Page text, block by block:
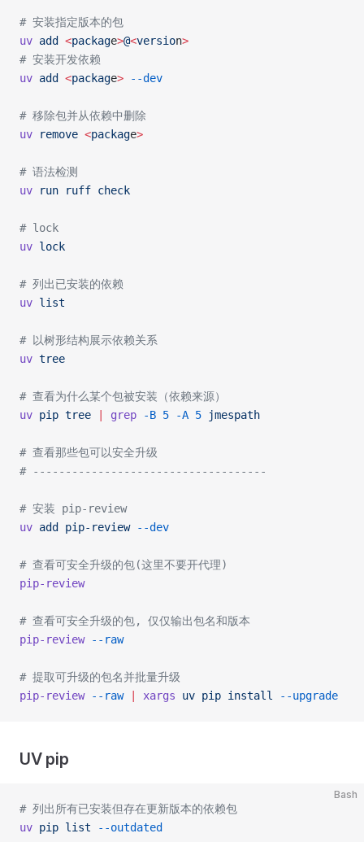
# 安装指定版本的包
uv add <package>@<version>
# 安装开发依赖
uv add <package> --dev
# 移除包并从依赖中删除
uv remove <package>
# 语法检测
uv run ruff check
# lock
uv lock
# 列出已安装的依赖
uv list
# 以树形结构展示依赖关系
uv tree
# 查看为什么某个包被安装（依赖来源）
uv pip tree grep -B 5 -A 5 jmespath
# 查看那些包可以安全升级
# ------------------------------------
# 安装 pip-review
uv add pip-review --dev
# 查看可安全升级的包(这里不要开代理)
pip-review
# 查看可安全升级的包, 仅仅输出包名和版本
pip-review --raw
# 提取可升级的包名并批量升级
pip-review --raw | xargs uv pip install --upgrade
UV pip
Bash
# 列出所有已安装但存在更新版本的依赖包
uv pip list --outdated